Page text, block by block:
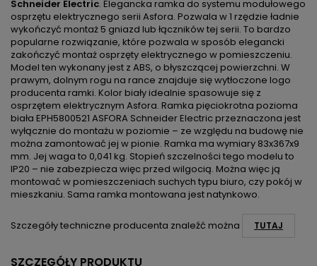
Schneider Electric. Elegancka ramka do systemu modułowego
osprzętu elektrycznego serii Asfora. Pozwala w 1 rzędzie ładnie
wykończyć montaż 5 gniazd lub łączników tej serii. To bardzo
popularne rozwiązanie, które pozwala w sposób elegancki
zakończyć montaż osprzęty elektrycznego w pomieszczeniu.
Model ten wykonany jest z ABS, o błyszczącej powierzchni. W
prawym, dolnym rogu na rance znajduje się wytłoczone logo
producenta ramki. Kolor biały idealnie spasowuje się z
osprzętem elektrycznym Asfora. Ramka pięciokrotna pozioma
biała EPH5800521 ASFORA Schneider Electric przeznaczona jest
wyłącznie do montażu w poziomie – ze względu na budowę nie
można zamontować jej w pionie. Ramka ma wymiary 83x367x9
mm. Jej waga to 0,041 kg. Stopień szczelności tego modelu to
IP20 – nie zabezpiecza więc przed wilgocią. Można więc ją
montować w pomieszczeniach suchych typu biuro, czy pokój w
mieszkaniu. Sama ramka montowana jest natynkowo.
Szczegóły techniczne producenta znaleźć można TUTAJ
SZCZEGÓŁY PRODUKTU